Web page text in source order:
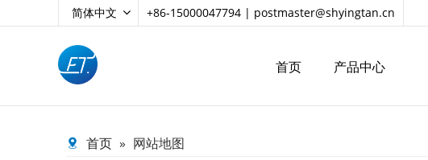
简体中文 +86-15000047794 | postmaster@shyingtan.cn
首页 产品中心
首页 » 网站地图